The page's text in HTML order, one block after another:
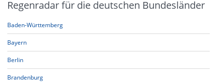
Regenradar für die deutschen Bundesländer
Baden-Württemberg
Bayern
Berlin
Brandenburg